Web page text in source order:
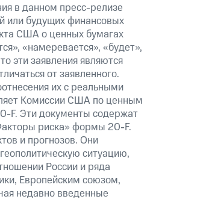
в данном пресс-релизе
или будущих финансовых
США о ценных бумагах
«намеревается», «будет»,
эти заявления являются
от заявленного.
их с реальными
Комиссии США по ценным
F. Эти документы содержат
риска» формы 20-F.
и прогнозов. Они
ситуацию,
России и ряда
Европейским союзом,
недавно введенные